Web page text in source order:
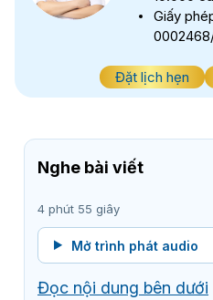
Giấy
Đặt lịch hẹn
Nghe bài viết
4 phút 55 giây
Mở trình phát audio
Đọc nội dung bên dưới